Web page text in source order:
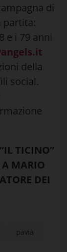
di
partita:
e i 79 anni
della
social.
TICINO”
A MARIO
DEI
pavia